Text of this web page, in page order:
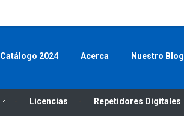
Catálogo 2024 Acerca Nuestro Blog
Licencias Repetidores Digitales